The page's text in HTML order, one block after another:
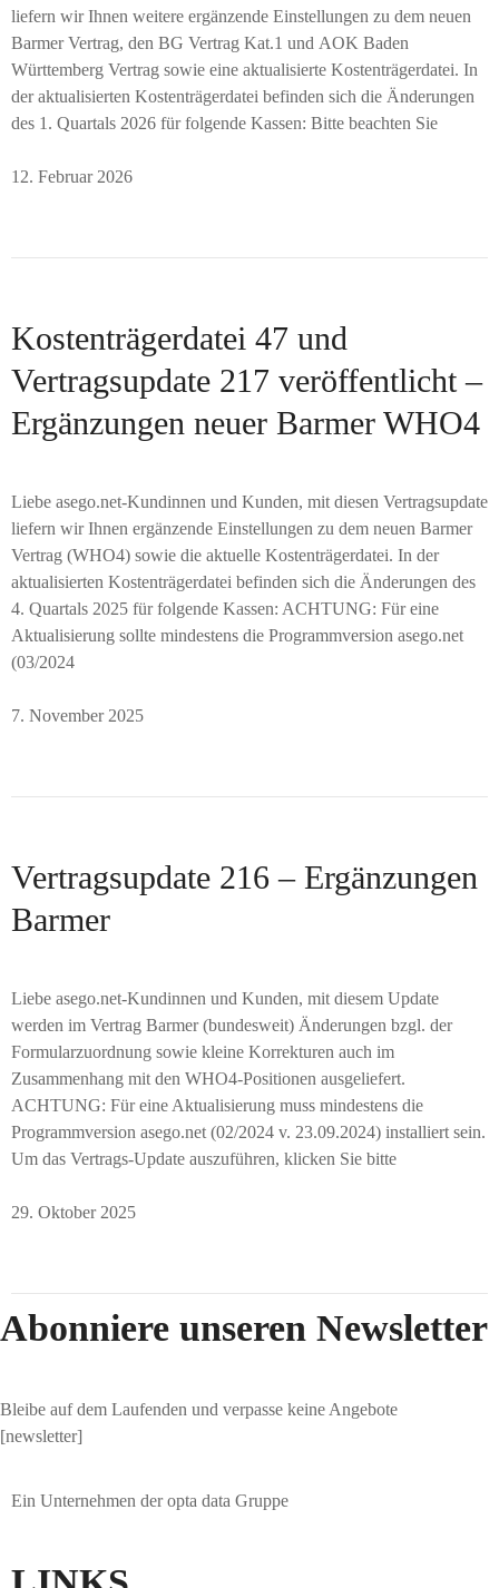
liefern wir Ihnen weitere ergänzende Einstellungen zu dem neuen
Barmer Vertrag, den BG Vertrag Kat.1 und AOK Baden
Württemberg Vertrag sowie eine aktualisierte Kostenträgerdatei. In
der aktualisierten Kostenträgerdatei befinden sich die Änderungen
des 1. Quartals 2026 für folgende Kassen: Bitte beachten Sie
12. Februar 2026
Kostenträgerdatei 47 und
Vertragsupdate 217 veröffentlicht –
Ergänzungen neuer Barmer WHO4
Liebe asego.net-Kundinnen und Kunden, mit diesen Vertragsupdate
liefern wir Ihnen ergänzende Einstellungen zu dem neuen Barmer
Vertrag (WHO4) sowie die aktuelle Kostenträgerdatei. In der
aktualisierten Kostenträgerdatei befinden sich die Änderungen des
4. Quartals 2025 für folgende Kassen: ACHTUNG: Für eine
Aktualisierung sollte mindestens die Programmversion asego.net
(03/2024
7. November 2025
Vertragsupdate 216 – Ergänzungen
Barmer
Liebe asego.net-Kundinnen und Kunden, mit diesem Update
werden im Vertrag Barmer (bundesweit) Änderungen bzgl. der
Formularzuordnung sowie kleine Korrekturen auch im
Zusammenhang mit den WHO4-Positionen ausgeliefert.
ACHTUNG: Für eine Aktualisierung muss mindestens die
Programmversion asego.net (02/2024 v. 23.09.2024) installiert sein.
Um das Vertrags-Update auszuführen, klicken Sie bitte
29. Oktober 2025
Abonniere unseren Newsletter
Bleibe auf dem Laufenden und verpasse keine Angebote
[newsletter]
Ein Unternehmen der opta data Gruppe